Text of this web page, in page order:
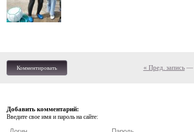
Комментировать « Пред. запись—
Добавить комментарий:
Введите свое имя и пароль на сайте: